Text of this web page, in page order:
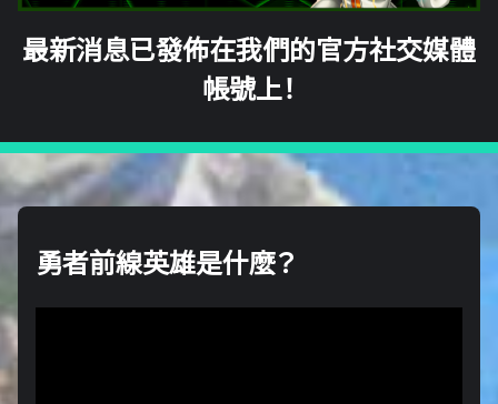
最新消息已發佈在我們的官方社交媒體
帳號上！
勇者前線英雄是什麼？